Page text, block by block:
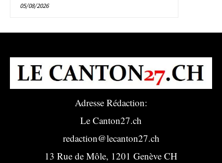
05/08/2026
Adresse Rédaction:
Le Canton27.ch
redaction@lecanton27.ch
13 Rue de Môle, 1201 Genève CH